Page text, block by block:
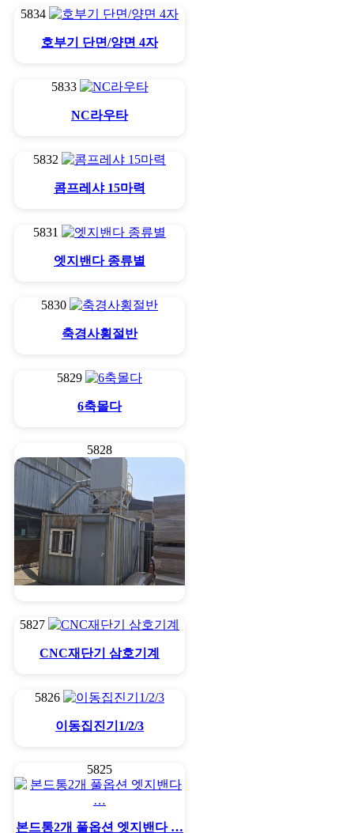
5834
호부기 단면/양면 4자
5833
NC라우타
5832
콤프레샤 15마력
5831
엣지밴다 종류별
5830
축경사횡절반
5829
6축몰다
5828
5827
CNC재단기 삼호기계
5826
이동집진기1/2/3
5825
본드통2개 풀옵션 엣지밴다 …